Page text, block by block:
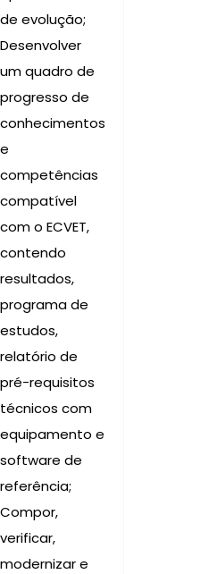
de evolução;
Desenvolver
um quadro de
progresso de
conhecimentos
e
competências
compatível
com o ECVET,
contendo
resultados,
programa de
estudos,
relatório de
pré-requisitos
técnicos com
equipamento e
software de
referência;
Compor,
verificar,
modernizar e